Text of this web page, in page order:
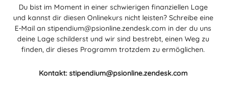
Du bist im Moment in einer schwierigen finanziellen Lage
und kannst dir diesen Onlinekurs nicht leisten? Schreibe eine
E-Mail an stipendium@psionline.zendesk.com in der du uns
deine Lage schilderst und wir sind bestrebt, einen Weg zu
finden, dir dieses Programm trotzdem zu ermöglichen.
Kontakt: stipendium@psionline.zendesk.com